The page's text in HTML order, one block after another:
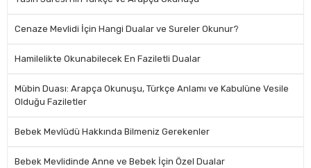
Cenaze Mevlidi İçin Hangi Dualar ve Sureler Okunur?
Hamilelikte Okunabilecek En Faziletli Dualar
Mübin Duası: Arapça Okunuşu, Türkçe Anlamı ve Kabulüne Vesile
Olduğu Faziletler
Bebek Mevlüdü Hakkında Bilmeniz Gerekenler
Bebek Mevlidinde Anne ve Bebek İçin Özel Dualar